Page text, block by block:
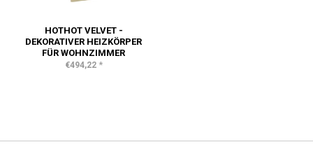
HOTHOT VELVET -
DEKORATIVER HEIZKÖRPER
FÜR WOHNZIMMER
€494,22 *